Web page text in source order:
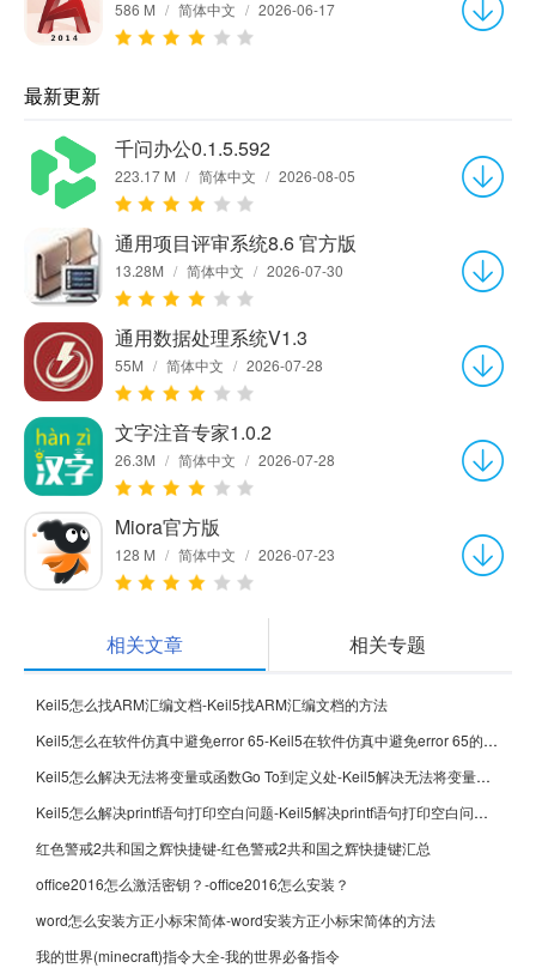
586 M / 简体中文 / 2026-06-17
最新更新
千问办公0.1.5.592
223.17 M / 简体中文 / 2026-08-05
通用项目评审系统8.6 官方版
13.28M / 简体中文 / 2026-07-30
通用数据处理系统V1.3
55M / 简体中文 / 2026-07-28
文字注音专家1.0.2
26.3M / 简体中文 / 2026-07-28
Miora官方版
128 M / 简体中文 / 2026-07-23
相关文章 相关专题
Keil5怎么找ARM汇编文档-Keil5找ARM汇编文档的方法
Keil5怎么在软件仿真中避免error 65-Keil5在软件仿真中避免error 65的方法
Keil5怎么解决无法将变量或函数Go To到定义处-Keil5解决无法将变量或函数Go To到定义处的方法
Keil5怎么解决printf语句打印空白问题-Keil5解决printf语句打印空白问题的方法
红色警戒2共和国之辉快捷键-红色警戒2共和国之辉快捷键汇总
office2016怎么激活密钥？-office2016怎么安装？
word怎么安装方正小标宋简体-word安装方正小标宋简体的方法
我的世界(minecraft)指令大全-我的世界必备指令